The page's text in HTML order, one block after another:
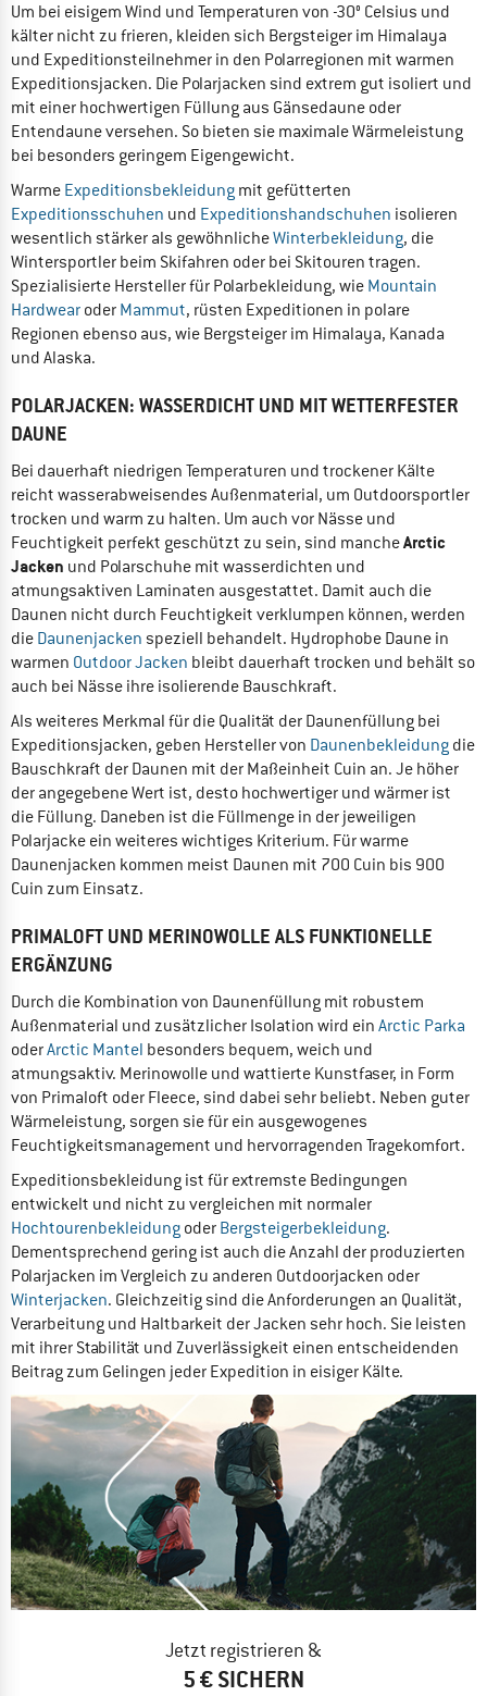
Um bei eisigem Wind und Temperaturen von -30° Celsius und
kälter nicht zu frieren, kleiden sich Bergsteiger im Himalaya
und Expeditionsteilnehmer in den Polarregionen mit warmen
Expeditionsjacken. Die Polarjacken sind extrem gut isoliert und
mit einer hochwertigen Füllung aus Gänsedaune oder
Entendaune versehen. So bieten sie maximale Wärmeleistung
bei besonders geringem Eigengewicht.
Warme Expeditionsbekleidung mit gefütterten
Expeditionsschuhen und Expeditionshandschuhen isolieren
wesentlich stärker als gewöhnlicheWinterbekleidung, die
Wintersportler beim Skifahren oder bei Skitouren tragen.
Spezialisierte Hersteller für Polarbekleidung, wie Mountain
Hardwear oder Mammut, rüsten Expeditionen in polare
Regionen ebenso aus, wie Bergsteiger im Himalaya, Kanada
und Alaska.
POLARJACKEN: WASSERDICHT UND MIT WETTERFESTER
DAUNE
Bei dauerhaft niedrigen Temperaturen und trockener Kälte
reicht wasserabweisendes Außenmaterial, um Outdoorsportler
trocken und warm zu halten. Um auch vor Nässe und
Feuchtigkeit perfekt geschützt zu sein, sind mancheArctic
Jacken und Polarschuhe mit wasserdichten und
atmungsaktiven Laminaten ausgestattet. Damit auch die
Daunen nicht durch Feuchtigkeit verklumpen können, werden
die Daunenjacken speziell behandelt. Hydrophobe Daune in
warmen Outdoor Jacken bleibt dauerhaft trocken und behält so
auch bei Nässe ihre isolierende Bauschkraft.
Als weiteres Merkmal für die Qualität der Daunenfüllung bei
Expeditionsjacken, geben Hersteller von Daunenbekleidung die
Bauschkraft der Daunen mit der Maßeinheit Cuin an. Je höher
der angegebene Wert ist, desto hochwertiger und wärmer ist
die Füllung. Daneben ist die Füllmenge in der jeweiligen
Polarjacke ein weiteres wichtiges Kriterium. Für warme
Daunenjacken kommen meist Daunen mit 700 Cuin bis 900
Cuin zum Einsatz.
PRIMALOFT UND MERINOWOLLE ALS FUNKTIONELLE
ERGÄNZUNG
Durch die Kombination von Daunenfüllung mit robustem
Außenmaterial und zusätzlicher Isolation wird ein Arctic Parka
oderArctic Mantel besonders bequem, weich und
atmungsaktiv. Merinowolle und wattierte Kunstfaser, in Form
von Primaloft oder Fleece, sind dabei sehr beliebt. Neben guter
Wärmeleistung, sorgen sie für ein ausgewogenes
Feuchtigkeitsmanagement und hervorragenden Tragekomfort.
Expeditionsbekleidung ist für extremste Bedingungen
entwickelt und nicht zu vergleichen mit normaler
Hochtourenbekleidung oder Bergsteigerbekleidung.
Dementsprechend gering ist auch die Anzahl der produzierten
Polarjacken im Vergleich zu anderen Outdoorjacken oder
Winterjacken. Gleichzeitig sind die Anforderungen an Qualität,
Verarbeitung und Haltbarkeit der Jacken sehr hoch. Sie leisten
mit ihrer Stabilität und Zuverlässigkeit einen entscheidenden
Beitrag zum Gelingen jeder Expedition in eisiger Kälte.
Jetzt registrieren &
5 € SICHERN